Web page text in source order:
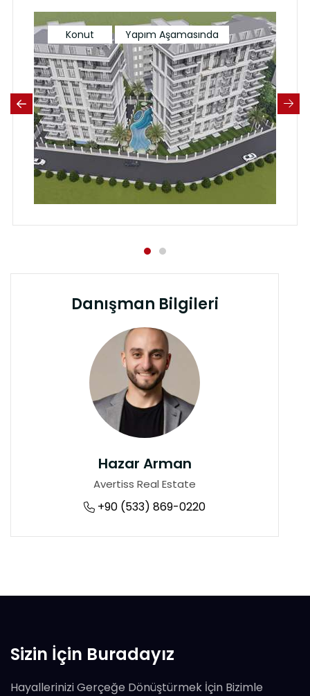
Konut Yapım Aşamasında
Danışman Bilgileri
Hazar Arman
Avertiss Real Estate
+90 (533) 869-0220
Sizin İçin Buradayız
Hayallerinizi Gerçeğe Dönüştürmek İçin Bizimle